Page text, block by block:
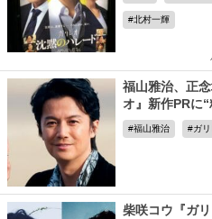
北村一輝
福山雅治、正
オ』新作PRに
福山雅治 ガ
柴咲コウ『ガ